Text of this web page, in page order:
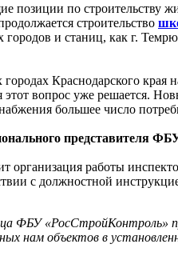
позиции по строительству
строительство
и станиц, как г.
городах Краснодарского
вопрос уже решается.
большее число
представителя
работы
с должностной
ФБУ «РосСтройКонтроль»
нам объектов в